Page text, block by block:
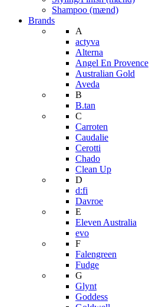
Shampoo (mænd)
Brands
A
actyva
Alterna
Angel En Provence
Australian Gold
Aveda
B
B.tan
C
Carroten
Caudalie
Cerotti
Chado
Clean Up
D
d:fi
Davroe
E
Eleven Australia
evo
F
Falengreen
Fudge
G
Glynt
Goddess